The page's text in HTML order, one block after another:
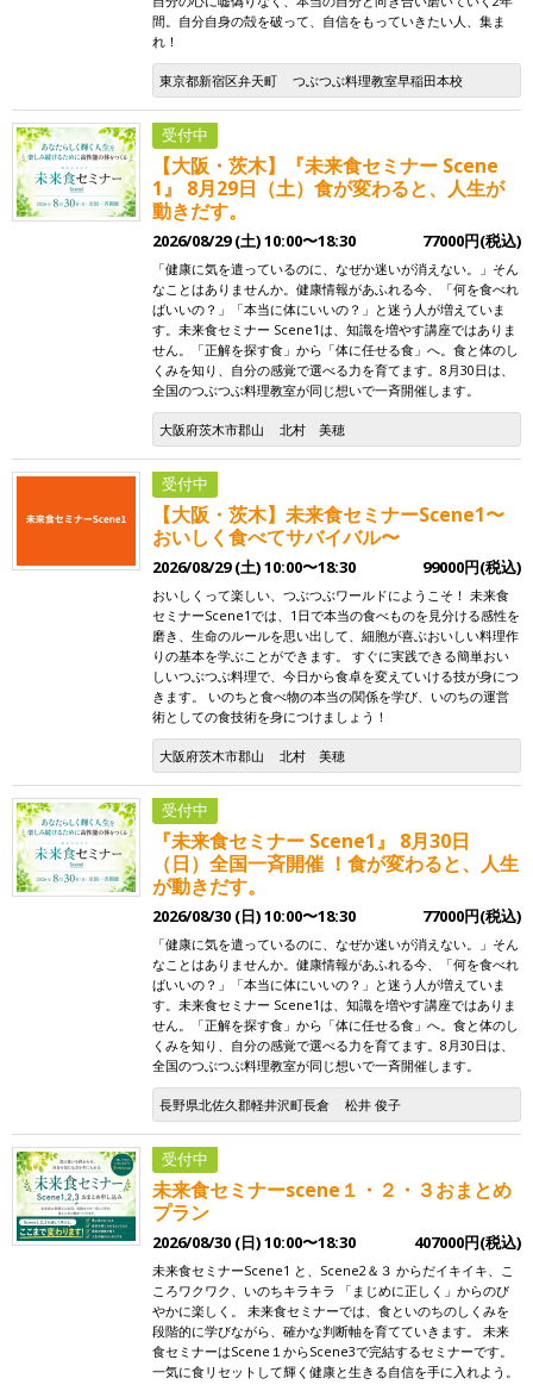
間。自分自身の殻を破って、自信をもっていきたい人、集ま
れ！
東京都新宿区弁天町 つぶつぶ料理教室早稲田本校
受付中
【大阪・茨木】『未来食セミナー Scene
1』 8月29日（土）食が変わると、人生が
動きだす。
2026/08/29 (土) 10:00〜18:30 77000円(税込)
「健康に気を遣っているのに、なぜか迷いが消えない。」そん
なことはありませんか。健康情報があふれる今、「何を食べれ
ばいいの？」「本当に体にいいの？」と迷う人が増えていま
す。未来食セミナー Scene1は、知識を増やす講座ではありま
せん。「正解を探す食」から「体に任せる食」へ。食と体のし
くみを知り、自分の感覚で選べる力を育てます。8月30日は、
全国のつぶつぶ料理教室が同じ想いで一斉開催します。
大阪府茨木市郡山 北村 美穂
受付中
【大阪・茨木】未来食セミナーScene1〜
おいしく食べてサバイバル〜
2026/08/29 (土) 10:00〜18:30 99000円(税込)
おいしくって楽しい、つぶつぶワールドにようこそ！ 未来食
セミナーScene1では、1日で本当の食べものを見分ける感性を
磨き、生命のルールを思い出して、細胞が喜ぶおいしい料理作
りの基本を学ぶことができます。 すぐに実践できる簡単おい
しいつぶつぶ料理で、今日から食卓を変えていける技が身につ
きます。 いのちと食べ物の本当の関係を学び、いのちの運営
術としての食技術を身につけましょう！
大阪府茨木市郡山 北村 美穂
受付中
『未来食セミナー Scene1』 8月30日
（日）全国一斉開催 ！食が変わると、人生
が動きだす。
2026/08/30 (日) 10:00〜18:30 77000円(税込)
「健康に気を遣っているのに、なぜか迷いが消えない。」そん
なことはありませんか。健康情報があふれる今、「何を食べれ
ばいいの？」「本当に体にいいの？」と迷う人が増えていま
す。未来食セミナー Scene1は、知識を増やす講座ではありま
せん。「正解を探す食」から「体に任せる食」へ。食と体のし
くみを知り、自分の感覚で選べる力を育てます。8月30日は、
全国のつぶつぶ料理教室が同じ想いで一斉開催します。
長野県北佐久郡軽井沢町長倉 松井 俊子
受付中
未来食セミナーscene１・２・３おまとめ
プラン
2026/08/30 (日) 10:00〜18:30 407000円(税込)
未来食セミナーScene1 と、Scene2＆３ からだイキイキ、こ
ころワクワク、いのちキラキラ 「まじめに正しく」からのび
やかに楽しく。 未来食セミナーでは、食といのちのしくみを
段階的に学びながら、確かな判断軸を育てていきます。 未来
食セミナーはScene１からScene3で完結するセミナーです。
一気に食リセットして輝く健康と生きる自信を手に入れよう。